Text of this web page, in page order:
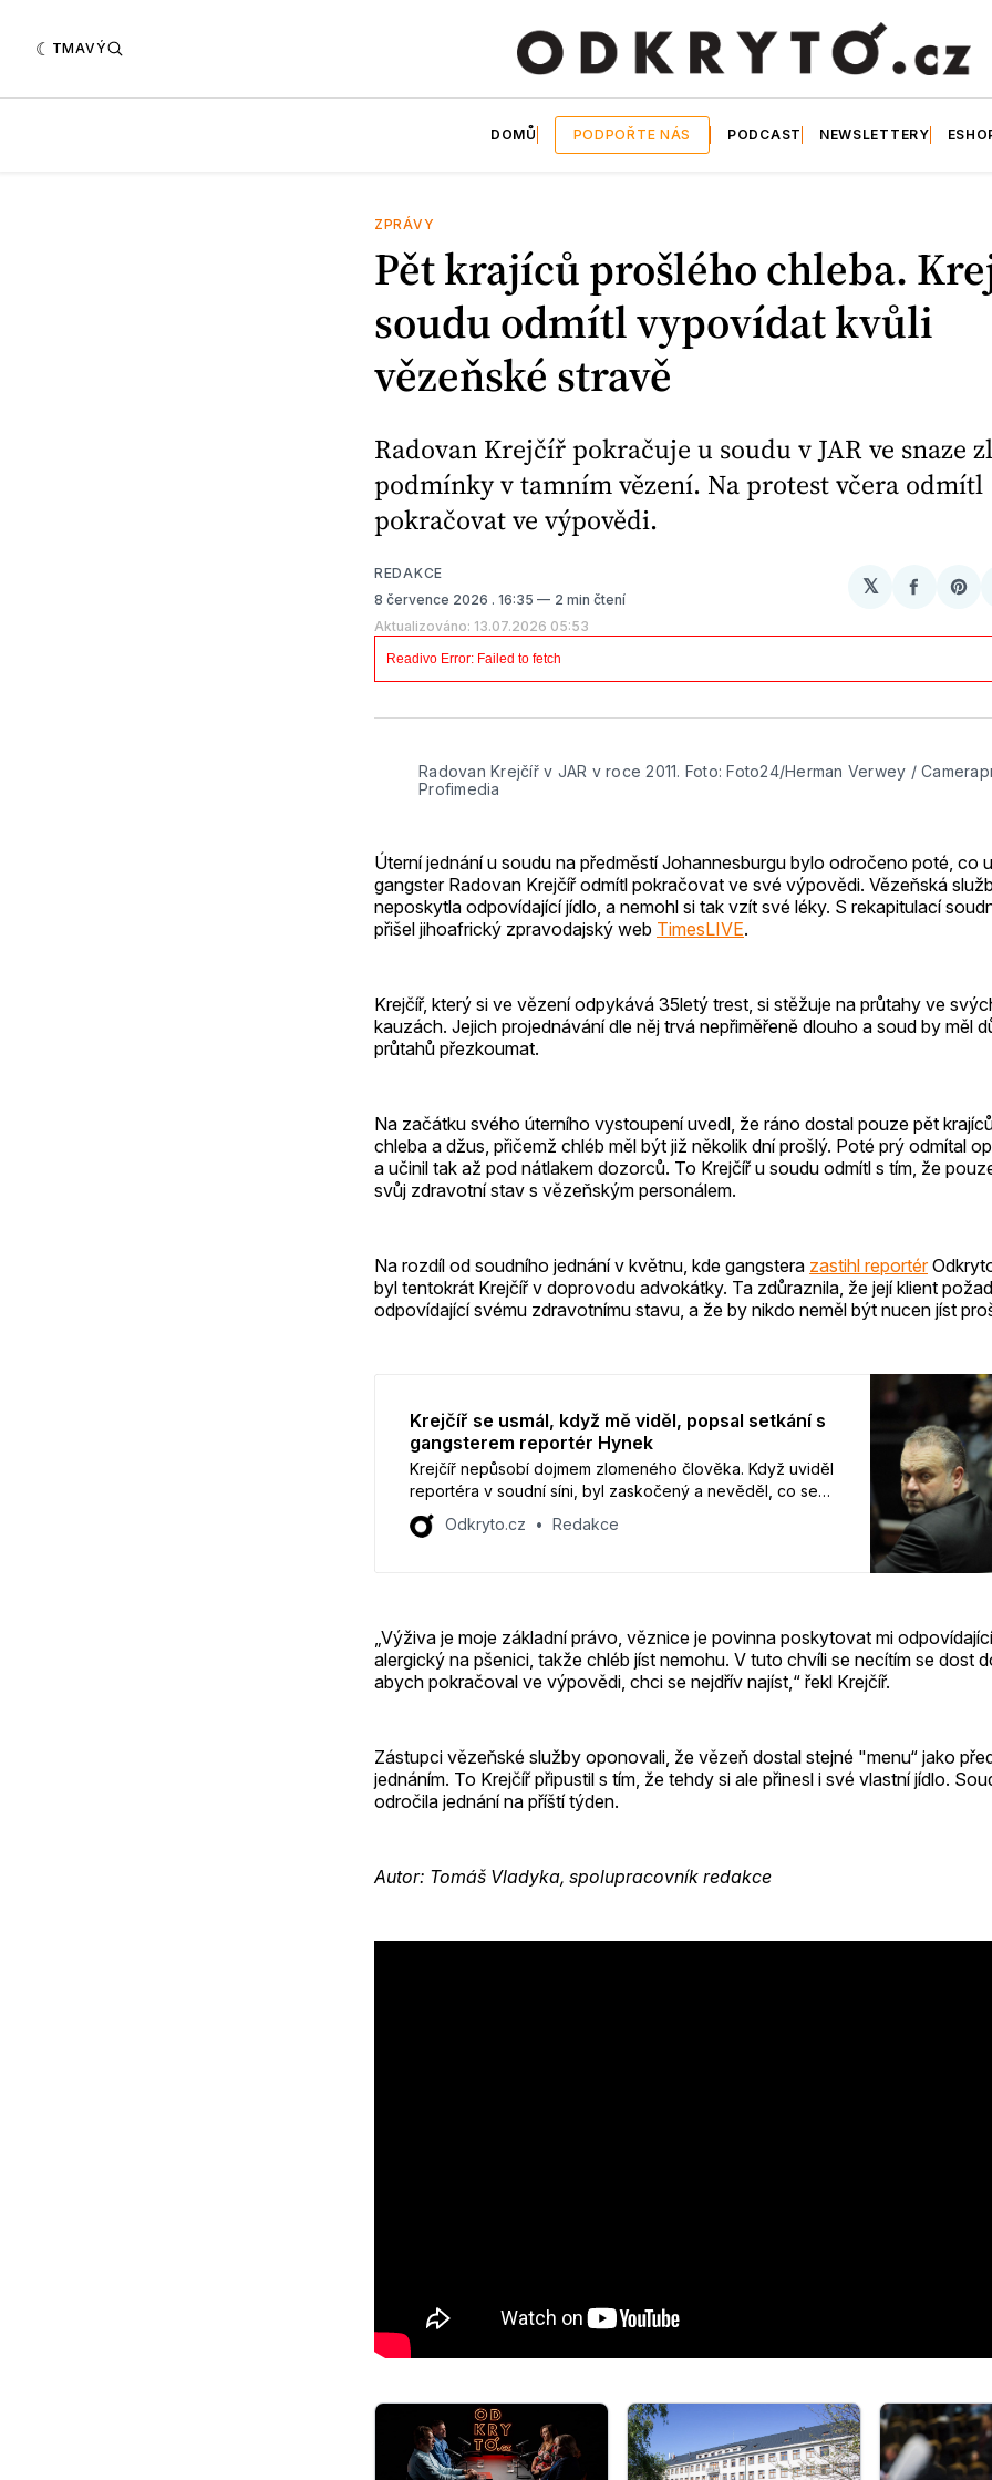
TMAVÝ
DOMŮ PODPOŘTE NÁS PODCAST NEWSLETTERY
ZPRÁVY
Pět krajíců prošlého chleba.
soudu odmítl vypovídat kvůli
vězeňské stravě
Radovan Krejčíř pokračuje u soudu v JAR ve snaze
podmínky v tamním vězení. Na protest včera odmítl
pokračovat ve výpovědi.
REDAKCE
8 července 2026 . 16:35
2 min čtení
Aktualizováno: 13.07.2026 05:53
𝕏
Sdílet
Radovan Krejčíř v JAR v roce 2011. Foto: Foto24/Herman Verwey /
Profimedia
Úterní jednání u soudu na předměstí Johannesburgu bylo odročeno poté, co
gangster Radovan Krejčíř odmítl pokračovat ve své výpovědi. Vězeňská
neposkytla odpovídající jídlo, a nemohl si tak vzít své léky. S rekapitulací
přišel jihoafrický zpravodajský web TimesLIVE.
Krejčíř, který si ve vězení odpykává 35letý trest, si stěžuje na průtahy ve
kauzách. Jejich projednávání dle něj trvá nepřiměřeně dlouho a soud by měl
průtahů přezkoumat.
Na začátku svého úterního vystoupení uvedl, že ráno dostal pouze pět
chleba a džus, přičemž chléb měl být již několik dní prošlý. Poté prý odmítal
a učinil tak až pod nátlakem dozorců. To Krejčíř u soudu odmítl s tím, že
svůj zdravotní stav s vězeňským personálem.
Na rozdíl od soudního jednání v květnu, kde gangstera zastihl reportér
byl tentokrát Krejčíř v doprovodu advokátky. Ta zdůraznila, že její klient
odpovídající svému zdravotnímu stavu, a že by nikdo neměl být nucen jíst
Krejčíř se usmál, když mě viděl, popsal setkání s
gangsterem reportér Hynek
Krejčíř nepůsobí dojmem zlomeného člověka. Když uviděl
reportéra v soudní síni, byl zaskočený a nevěděl, co se
děje. Jak proběhlo setkání s Radovanem Krejčířem po
deseti letech, popsal reportér Jiří Hynek v nové epizodě
Odkryto.cz Redakce
„Výživa je moje základní právo, věznice je povinna poskytovat mi
alergický na pšenici, takže chléb jíst nemohu. V tuto chvíli se necítím se dost
abych pokračoval ve výpovědi, chci se nejdřív najíst,“ řekl Krejčíř.
Zástupci vězeňské služby oponovali, že vězeň dostal stejné "menu“ jako
jednáním. To Krejčíř připustil s tím, že tehdy si ale přinesl i své vlastní jídlo.
odročila jednání na příští týden.
Autor: Tomáš Vladyka, spolupracovník redakce